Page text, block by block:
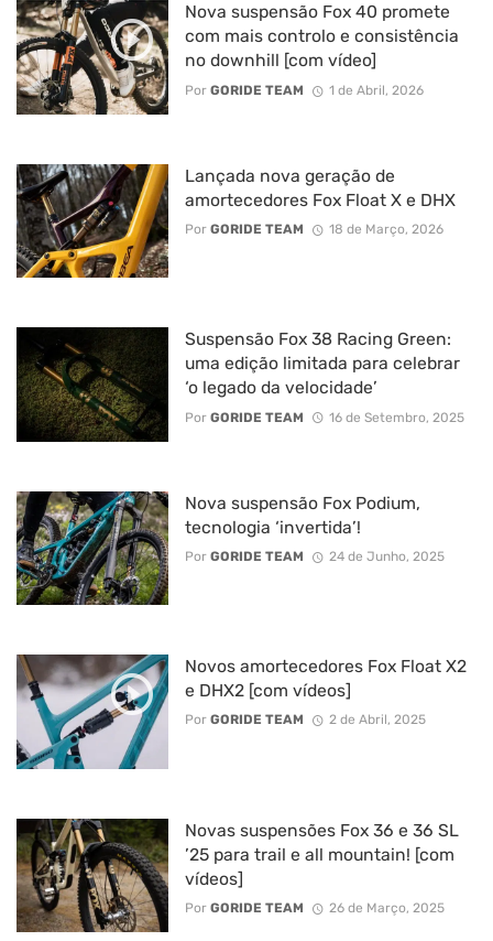
Nova suspensão Fox 40 promete
com mais controlo e consistência
no downhill [com vídeo]
Por GORIDE TEAM 1 de Abril, 2026
Lançada nova geração de
amortecedores Fox Float X e DHX
Por GORIDE TEAM 18 de Março, 2026
Suspensão Fox 38 Racing Green:
uma edição limitada para celebrar
‘o legado da velocidade’
Por GORIDE TEAM 16 de Setembro, 2025
Nova suspensão Fox Podium,
tecnologia ‘invertida’!
Por GORIDE TEAM 24 de Junho, 2025
Novos amortecedores Fox Float X2
e DHX2 [com vídeos]
Por GORIDE TEAM 2 de Abril, 2025
Novas suspensões Fox 36 e 36 SL
’25 para trail e all mountain! [com
vídeos]
Por GORIDE TEAM 26 de Março, 2025